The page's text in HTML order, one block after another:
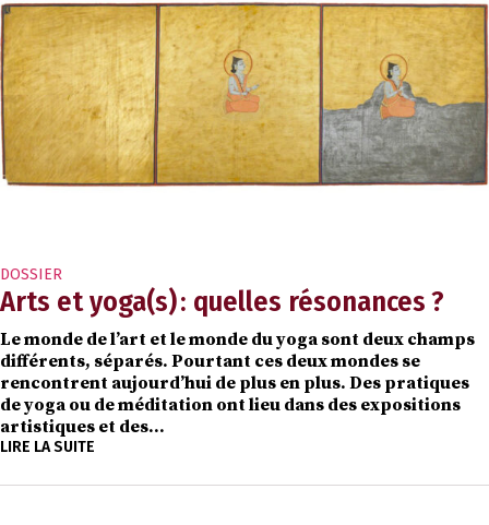
DOSSIER
Arts et yoga(s) : quelles résonances ?
Le monde de l’art et le monde du yoga sont deux champs
différents, séparés. Pourtant ces deux mondes se
rencontrent aujourd’hui de plus en plus. Des pratiques
de yoga ou de méditation ont lieu dans des expositions
artistiques et des…
LIRE LA SUITE